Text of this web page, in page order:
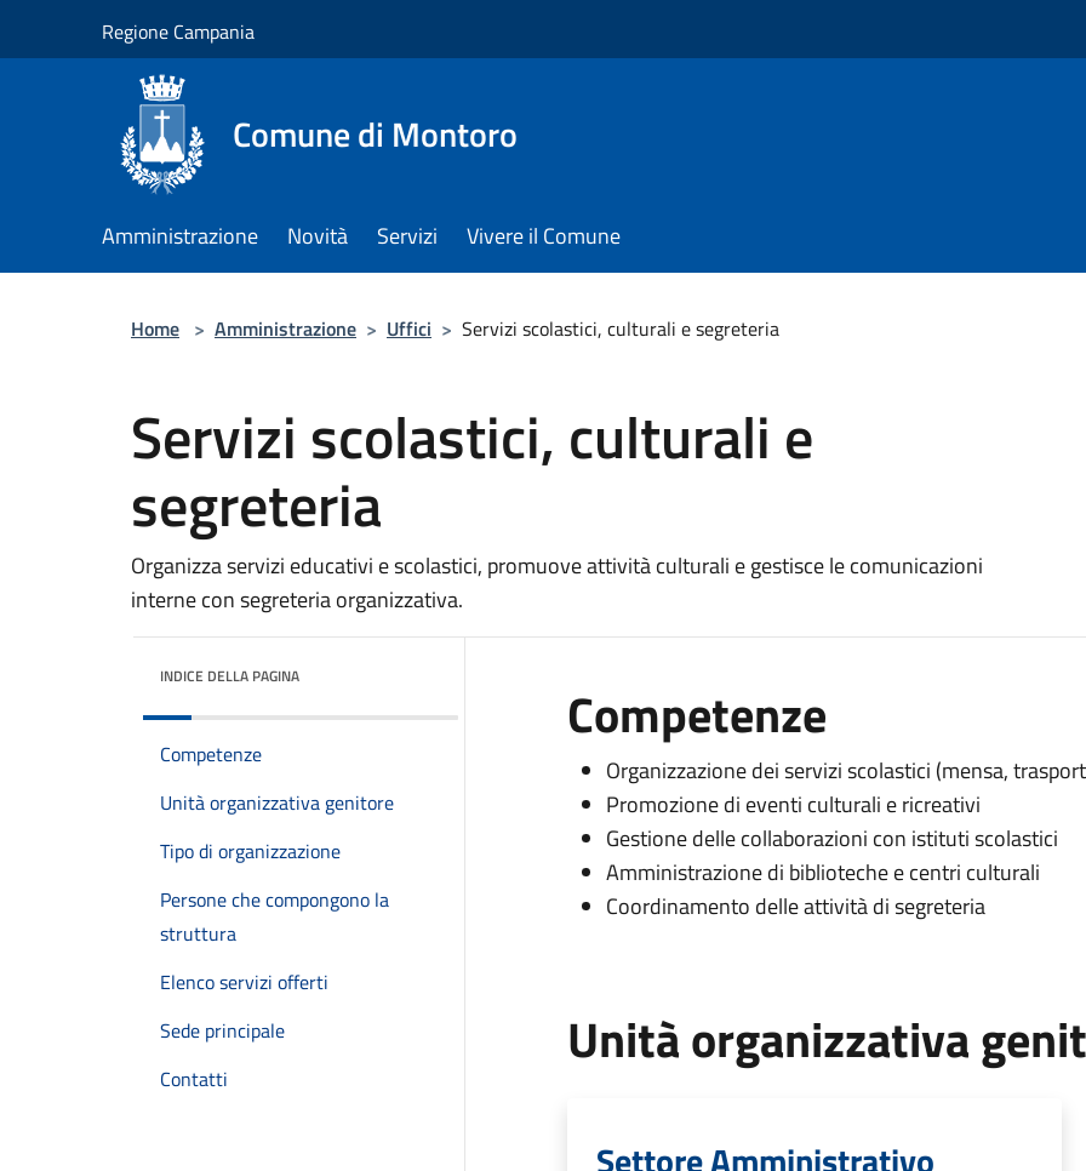
Regione Campania
Comune di Montoro
Amministrazione Novità Servizi Vivere il Comune
Home > Amministrazione > Uffici > Servizi scolastici, culturali e segreteria
Servizi scolastici, culturali e
segreteria
Organizza servizi educativi e scolastici, promuove attività culturali e gestisce le comunicazioni
interne con segreteria organizzativa.
INDICE DELLA PAGINA
Competenze
Unità organizzativa genitore
Tipo di organizzazione
Persone che compongono la
struttura
Elenco servizi offerti
Sede principale
Contatti
Competenze
Organizzazione dei servizi scolastici (mensa,
Promozione di eventi culturali e ricreativi
Gestione delle collaborazioni con istituti scolastici
Amministrazione di biblioteche e centri culturali
Coordinamento delle attività di segreteria
Unità organizzativa